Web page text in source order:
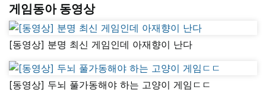
게임동아 동영상
[동영상] 분명 최신 게임인데 아재향이 난다
[동영상] 두뇌 풀가동해야 하는 고양이 게임ㄷㄷ